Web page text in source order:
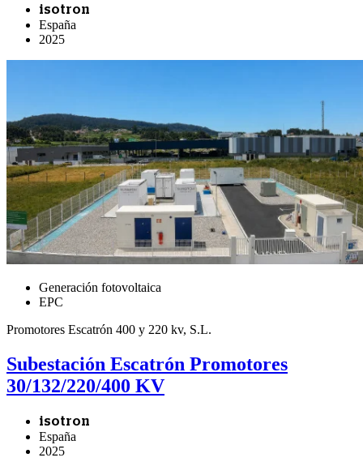
isotron
España
2025
Generación fotovoltaica
EPC
Promotores Escatrón 400 y 220 kv, S.L.
Subestación Escatrón Promotores
30/132/220/400 KV
isotron
España
2025